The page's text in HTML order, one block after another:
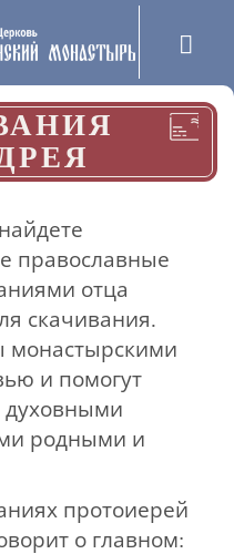
православные
отца
скачивания.
монастырскими
и помогут
духовными
родными и
протоиерей
о главном: